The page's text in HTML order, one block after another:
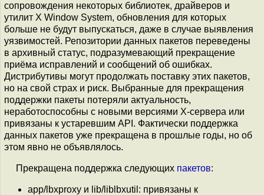
сопровождения некоторых библиотек, драйверов и
утилит X Window System, обновления для которых
больше не будут выпускаться, даже в случае выявления
уязвимостей. Репозитории данных пакетов переведены
в архивный статус, подразумевающий прекращение
приёма исправлений и сообщений об ошибках.
Дистрибутивы могут продолжать поставку этих пакетов,
но на свой страх и риск. Выбранные для прекращения
поддержки пакеты потеряли актуальность,
неработоспособны с новыми версиями X-сервера или
привязаны к устаревшим API. Фактически поддержка
данных пакетов уже прекращена в прошлые годы, но об
этом явно не объявлялось.
Прекращена поддержка следующих пакетов:
app/lbxproxy и lib/liblbxutil: привязаны к